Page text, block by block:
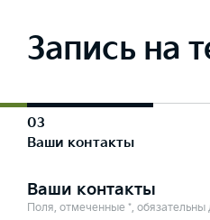
Запись на
03
Ваши контакты
Ваши контакты
Поля, отмеченные *, обязательны